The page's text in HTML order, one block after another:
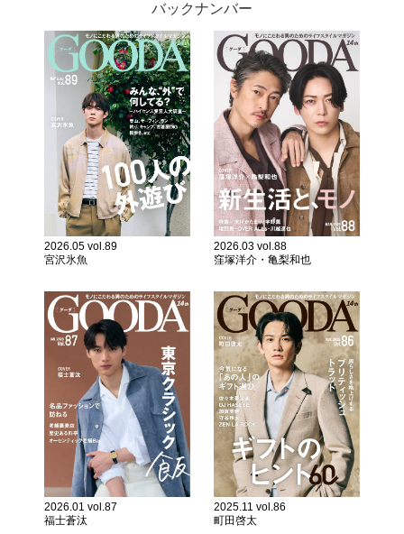
バックナンバー
2026.05 vol.89
宮沢氷魚
2026.03 vol.88
窪塚洋介・亀梨和也
2026.01 vol.87
福士蒼汰
2025.11 vol.86
町田啓太